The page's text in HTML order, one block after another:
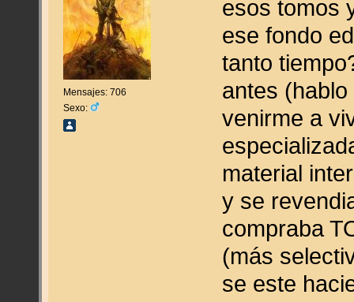
Mensajes: 706
Sexo:
esos tomos
ese fondo
tanto
antes
venirme a
material
y se
compraba
(más
se este